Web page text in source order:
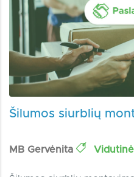
Šilumos siurblių
MB Gervėnita